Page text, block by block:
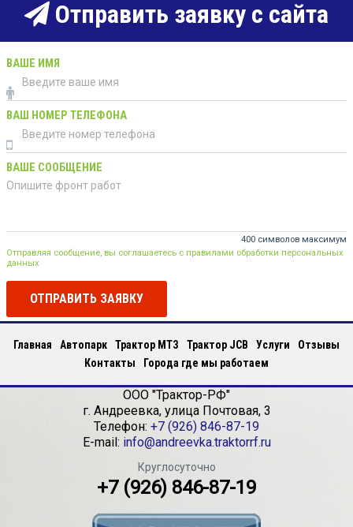
Отправить заявку с сайта
ВАШЕ ИМЯ
ВАШ НОМЕР ТЕЛЕФОНА
ВАШЕ СООБЩЕНИЕ
400 символов максимум
Отправляя сообщение, вы соглашаетесь с правилами обработки персональных
данных
ОТПРАВИТЬ ЗАЯВКУ
Главная Автопарк Трактор МТЗ Трактор JCB Услуги
Отзывы
Контакты
Города где мы работаем
ООО "Трактор-РФ"
г. Андреевка, улица Почтовая, 3
Телефон: +7 (926) 846-87-19
E-mail: info@andreevka.traktorrf.ru
Круглосуточно
+7 (926) 846-87-19